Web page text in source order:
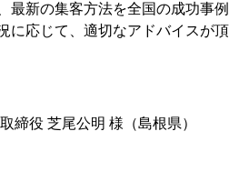
最新の集客方法を全国の成功事例
に応じて、適切なアドバイスが頂
締役 芝尾公明 様（島根県）